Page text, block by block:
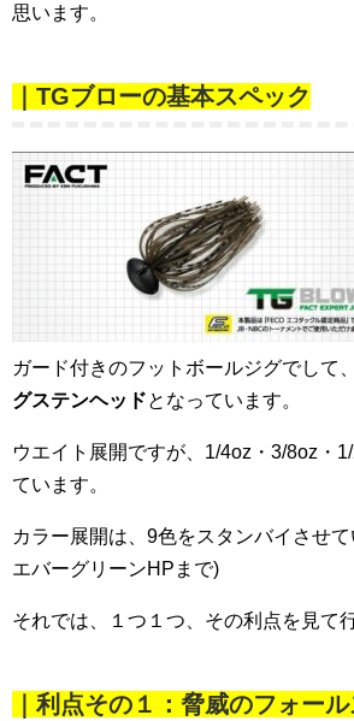
思います。
｜TGブローの基本スペック
ガード付きのフットボールジグでして、
グステンヘッドとなっています。
ウエイト展開ですが、1/4oz・3/8oz・
ています。
カラー展開は、9色をスタンバイさせて
エバーグリーンHPまで)
それでは、１つ１つ、その利点を見て
｜利点その１：脅威のフォー